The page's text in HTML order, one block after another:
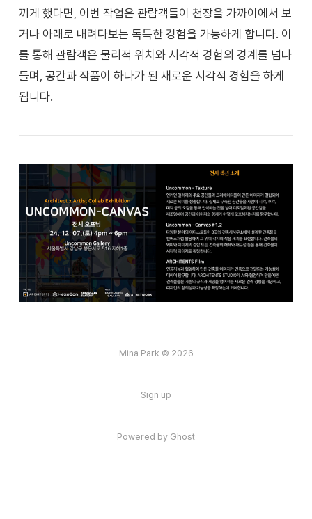
끼게 했다면, 이번 작업은 관람객들이 천장을 가까이에서 보
거나 아래로 내려다보는 독특한 경험을 가능하게 합니다. 이
를 통해 관람객은 물리적 위치와 시각적 경험의 경계를 넘나
들며, 공간과 작품이 하나가 된 새로운 시각적 경험을 하게
됩니다.
Mina Park © 2026
Sign up
Powered by Ghost